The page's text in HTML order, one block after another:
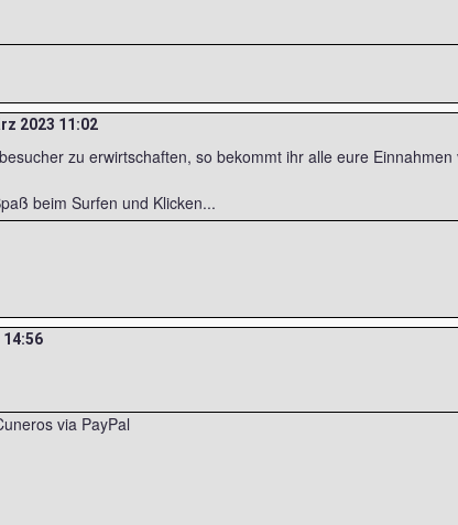
2023 11:02
zu erwirtschaften, so bekommt ihr alle eure Einnahmen
beim Surfen und Klicken...
14:56
via PayPal